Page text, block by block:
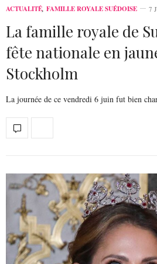
ACTUALITÉ, FAMILLE ROYALE SUÉDOISE 7
La famille royale de
fête nationale en
Stockholm
La journée de ce vendredi 6 juin fut bien